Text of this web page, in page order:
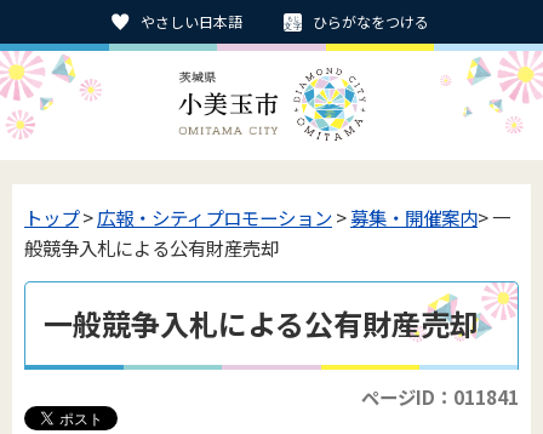
やさしい日本語 ひらがなをつける
トップ>広報・シティプロモーション>募集・開催案内> 一
般競争入札による公有財産売却
一般競争入札による公有財産売却
ページID：011841